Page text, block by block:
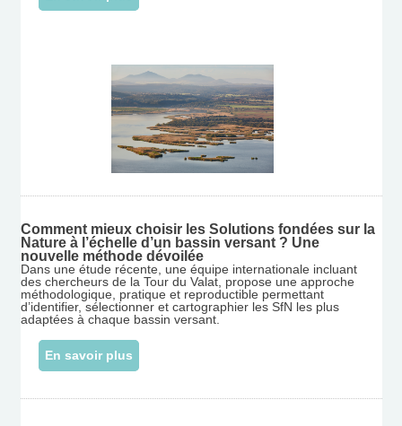
Comment mieux choisir les Solutions fondées sur la
Nature à l’échelle d’un bassin versant ? Une
nouvelle méthode dévoilée
Dans une étude récente, une équipe internationale incluant
des chercheurs de la Tour du Valat, propose une approche
méthodologique, pratique et reproductible permettant
d’identifier, sélectionner et cartographier les SfN les plus
adaptées à chaque bassin versant.
En savoir plus